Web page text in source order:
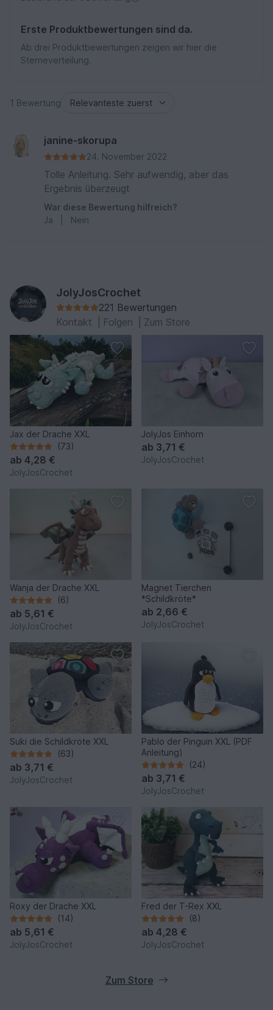
Erste Produktbewertungen sind da.
Ab drei Produktbewertungen zeigen wir hier die
Sterneverteilung.
1 Bewertung
janine-skorupa
24. November 2022
Tolle Anleitung. Sehr aufwendig, aber das
Ergebnis überzeugt
War diese Bewertung hilfreich?
Ja
Nein
JolyJosCrochet
221 Bewertungen
Kontakt
Folgen Zum Store
Jax der Drache XXL
(73)
ab 4,28 €
JolyJosCrochet
JolyJos Einhorn
ab 3,71 €
JolyJosCrochet
Wanja der Drache XXL
(6)
ab 5,61 €
JolyJosCrochet
Magnet Tierchen
*Schildkröte*
ab 2,66 €
JolyJosCrochet
Suki die Schildkröte XXL
(63)
ab 3,71 €
JolyJosCrochet
Pablo der Pinguin XXL (PDF
Anleitung)
(24)
ab 3,71 €
JolyJosCrochet
Roxy der Drache XXL
(14)
ab 5,61 €
JolyJosCrochet
Fred der T-Rex XXL
(8)
ab 4,28 €
JolyJosCrochet
Zum Store